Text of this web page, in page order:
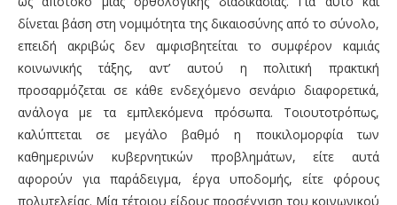
δίνεται βάση στη νομιμότητα της δικαιοσύνης από το σύνολο,
επειδή ακριβώς δεν αμφισβητείται το συμφέρον καμιάς
κοινωνικής τάξης, αντ’ αυτού η πολιτική πρακτική
προσαρμόζεται σε κάθε ενδεχόμενο σενάριο διαφορετικά,
ανάλογα με τα εμπλεκόμενα πρόσωπα. Τοιουτοτρόπως,
καλύπτεται σε μεγάλο βαθμό η ποικιλομορφία των
καθημερινών κυβερνητικών προβλημάτων, είτε αυτά
αφορούν για παράδειγμα, έργα υποδομής, είτε φόρους
πολυτελείας. Μία τέτοιου είδους προσέγγιση του κοινωνικού